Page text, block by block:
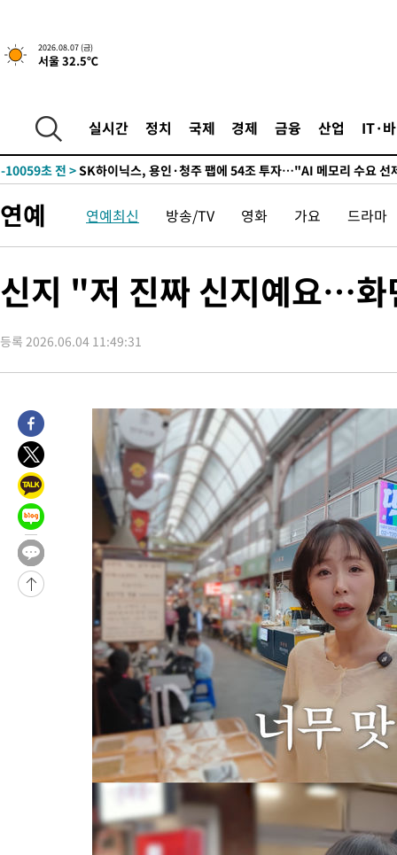
2026.08.07 (금)
서울 32.5℃
실시간 정치 국제 경제 금융 산업 IT·
실천"
-22287초 전 >이란, "오만과 '중앙 단일 루트' 합의…북쪽 인바운드·남쪽 아
운드는 임시"
-13855초 전 >"낮 기온 소폭 하락"…수도권 폭염중대경보, 폭염경보로 하향
-13782초 전 >
[단독]중수청 지원 검사들, 정원 초과 시 낮은 계급 임용…희망
-11753초 전 >
-10059초 전 >SK하이닉스, 용인·청주 팹에 54조 투자…"AI 메모리 수요 선
-6168초 전 >
외국인 심판 성 접대 7경기 들여다보니…한국 축구 '5승 2무'
-5902초 전 >[속보]코스닥, 2.86포인트(0.36%) 내린 798.81마감
-5835초 전 >
[속보]원·달러 환율, 7.7원 내린 1416.1원 마감
-2814초 전 >[속보]종합특검, '계엄 수용공간 확보' 신용해 前교정본부장 기
-1687초 전 >외신들도 주목한 韓축구 파문…"국민적 공분에 수사 재개"
-680초 전 >
[속보]규제합리화위원회 부위원장에 김태유 서울대 공대 교수…
태 후임
-30772초 전 >
이강인, 폭염 속 AT마드리드 첫 훈련…80명 식사 대접까지(종
-27911초 전 >
미 사업체 일자리, 7월에 2.3만개 순감하고 그 전 2개월 10.3
하향수정 (2보)
-27359초 전 >
[속보] 미 사업체, 일자리 7월에 2.3만 개 줄어…실업률은
-23222초 전 >
[속보]이 대통령 "부동산 공급 기존 사고방식 매달리지 말고 과
실천"
-22307초 전 >
이란, "오만과 '중앙 단일 루트' 합의…북쪽 인바운드·남쪽 아
운드는 임시"
-13875초 전 >
"낮 기온 소폭 하락"…수도권 폭염중대경보, 폭염경보로 하향
-13839초 전 >
[속보]이 대통령, '호우피해' 안동·의성 관할 4개 면 특별재난
[단독]중수청 지원 검사들, 정원 초과 시 낮은 계급 임용…희망
낮 최고 37도 찜통더위…곳곳 소나기·강원 많은 비[내일날씨]
SK하이닉스, 용인·청주 팹에 54조 투자…"AI 메모리 수요 선
여자배구 이재영·이다영 자매, 아제르바이잔 투란VC 입단
외국인 심판 성 접대 7경기 들여다보니…한국 축구 '5승 2무'
[속보]코스닥, 2.86포인트(0.36%) 내린 798.81마감
[속보]코스피, 6200선 약보합…0.60% 내린 6258.77에 마쳐
[속보]원·달러 환율, 7.7원 내린 1416.1원 마감
[속보] 노원서 40.1도 관측…서울, 2018년 이후 첫 40도
[속보]종합특검, '계엄 수용공간 확보' 신용해 前교정본부장 기
연예 연예최신 방송/TV 영화 가요 드라마
신지 "저 진짜 신지예요…
등록 2026.06.04 11:49:31